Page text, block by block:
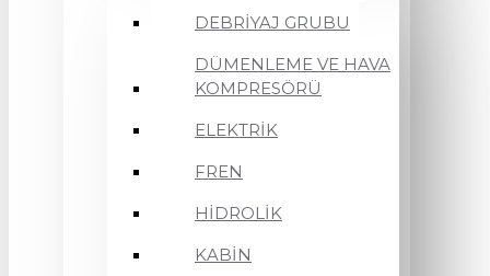
DEBRİYAJ GRUBU
DÜMENLEME VE HAVA
KOMPRESÖRÜ
ELEKTRİK
FREN
HİDROLİK
KABİN